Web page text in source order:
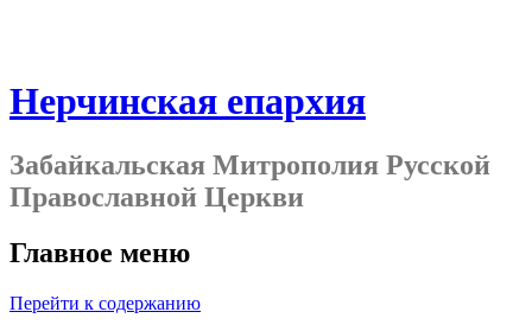
Нерчинская епархия
Забайкальская Митрополия Русской
Православной Церкви
Главное меню
Перейти к содержанию